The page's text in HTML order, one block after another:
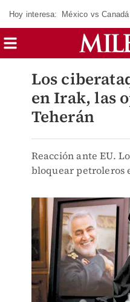
Hoy interesa: México vs Canadá
Los
en Irak, las
Teherán
Reacción ante EU.
bloquear petroleros